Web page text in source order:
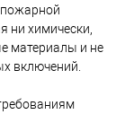
ни химически,
материалы и не
включений.